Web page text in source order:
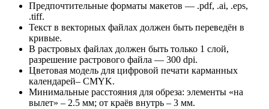
Предпочтительные форматы макетов — .pdf, .ai, .eps,
.tiff.
Текст в векторных файлах должен быть переведён в
кривые.
В растровых файлах должен быть только 1 слой,
разрешение растрового файла — 300 dpi.
Цветовая модель для цифровой печати карманных
календарей– CMYK.
Минимальные расстояния для обреза: элементы «на
вылет» – 2.5 мм; от краёв внутрь – 3 мм.